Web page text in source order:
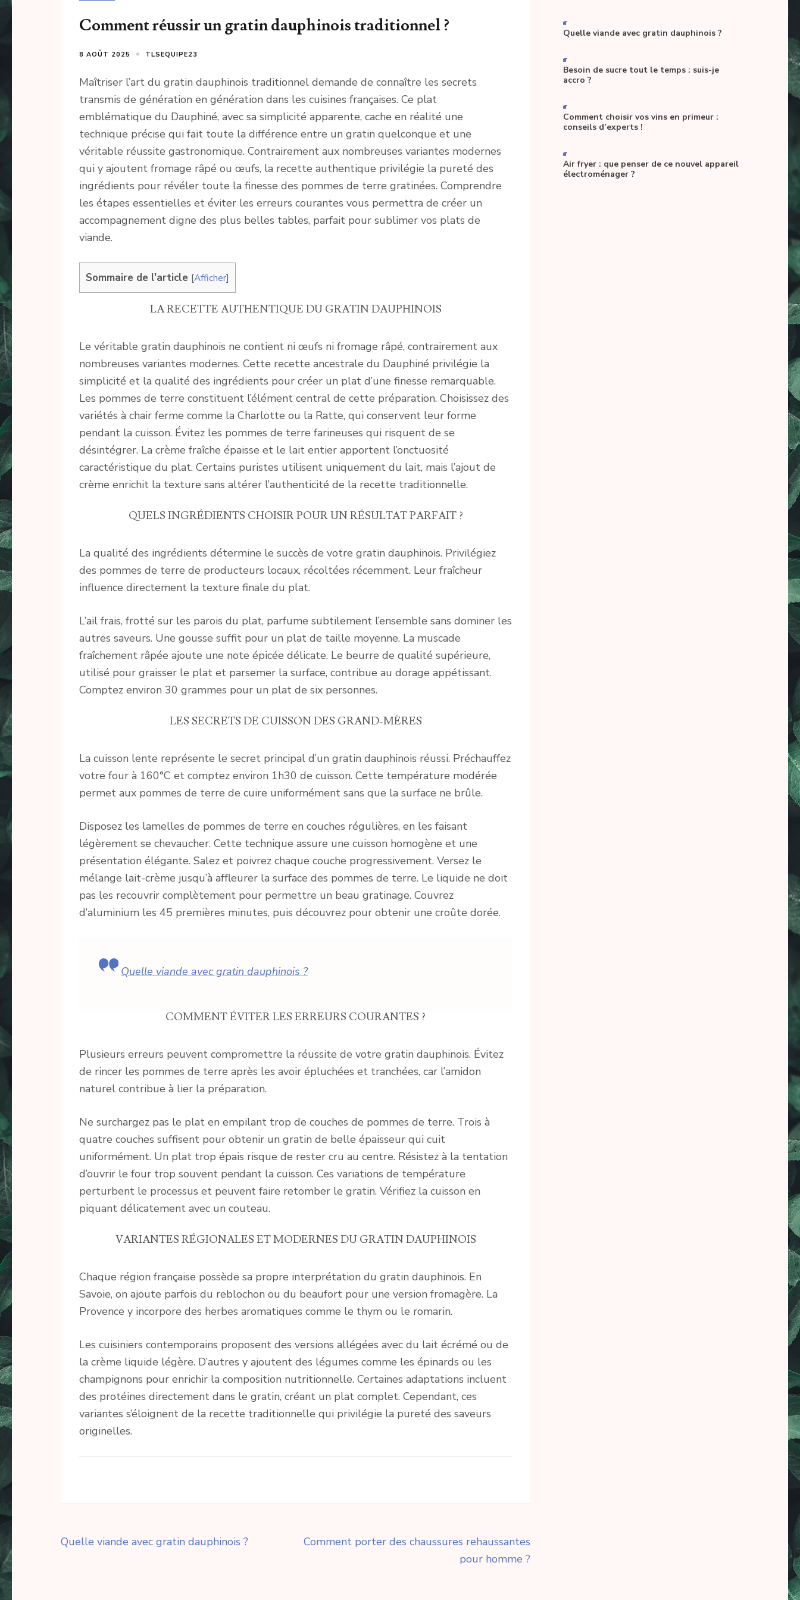
Comment réussir un gratin dauphinois traditionnel ?
8 AOÛT 2025 TLSEQUIPE23
Maîtriser l’art du gratin dauphinois traditionnel demande de connaître les secrets
transmis de génération en génération dans les cuisines françaises. Ce plat
emblématique du Dauphiné, avec sa simplicité apparente, cache en réalité une
technique précise qui fait toute la différence entre un gratin quelconque et une
véritable réussite gastronomique. Contrairement aux nombreuses variantes modernes
qui y ajoutent fromage râpé ou œufs, la recette authentique privilégie la pureté des
ingrédients pour révéler toute la finesse des pommes de terre gratinées. Comprendre
les étapes essentielles et éviter les erreurs courantes vous permettra de créer un
accompagnement digne des plus belles tables, parfait pour sublimer vos plats de
viande.
Sommaire de l'article [Afficher]
LA RECETTE AUTHENTIQUE DU GRATIN DAUPHINOIS
Le véritable gratin dauphinois ne contient ni œufs ni fromage râpé, contrairement aux
nombreuses variantes modernes. Cette recette ancestrale du Dauphiné privilégie la
simplicité et la qualité des ingrédients pour créer un plat d’une finesse remarquable.
Les pommes de terre constituent l’élément central de cette préparation. Choisissez des
variétés à chair ferme comme la Charlotte ou la Ratte, qui conservent leur forme
pendant la cuisson. Évitez les pommes de terre farineuses qui risquent de se
désintégrer. La crème fraîche épaisse et le lait entier apportent l’onctuosité
caractéristique du plat. Certains puristes utilisent uniquement du lait, mais l’ajout de
crème enrichit la texture sans altérer l’authenticité de la recette traditionnelle.
QUELS INGRÉDIENTS CHOISIR POUR UN RÉSULTAT PARFAIT ?
La qualité des ingrédients détermine le succès de votre gratin dauphinois. Privilégiez
des pommes de terre de producteurs locaux, récoltées récemment. Leur fraîcheur
influence directement la texture finale du plat.
L’ail frais, frotté sur les parois du plat, parfume subtilement l’ensemble sans dominer les
autres saveurs. Une gousse suffit pour un plat de taille moyenne. La muscade
fraîchement râpée ajoute une note épicée délicate. Le beurre de qualité supérieure,
utilisé pour graisser le plat et parsemer la surface, contribue au dorage appétissant.
Comptez environ 30 grammes pour un plat de six personnes.
LES SECRETS DE CUISSON DES GRAND-MÈRES
La cuisson lente représente le secret principal d’un gratin dauphinois réussi. Préchauffez
votre four à 160°C et comptez environ 1h30 de cuisson. Cette température modérée
permet aux pommes de terre de cuire uniformément sans que la surface ne brûle.
Disposez les lamelles de pommes de terre en couches régulières, en les faisant
légèrement se chevaucher. Cette technique assure une cuisson homogène et une
présentation élégante. Salez et poivrez chaque couche progressivement. Versez le
mélange lait-crème jusqu’à affleurer la surface des pommes de terre. Le liquide ne doit
pas les recouvrir complètement pour permettre un beau gratinage. Couvrez
d’aluminium les 45 premières minutes, puis découvrez pour obtenir une croûte dorée.
Quelle viande avec gratin dauphinois ?
COMMENT ÉVITER LES ERREURS COURANTES ?
Plusieurs erreurs peuvent compromettre la réussite de votre gratin dauphinois. Évitez
de rincer les pommes de terre après les avoir épluchées et tranchées, car l’amidon
naturel contribue à lier la préparation.
Ne surchargez pas le plat en empilant trop de couches de pommes de terre. Trois à
quatre couches suffisent pour obtenir un gratin de belle épaisseur qui cuit
uniformément. Un plat trop épais risque de rester cru au centre. Résistez à la tentation
d’ouvrir le four trop souvent pendant la cuisson. Ces variations de température
perturbent le processus et peuvent faire retomber le gratin. Vérifiez la cuisson en
piquant délicatement avec un couteau.
VARIANTES RÉGIONALES ET MODERNES DU GRATIN DAUPHINOIS
Chaque région française possède sa propre interprétation du gratin dauphinois. En
Savoie, on ajoute parfois du reblochon ou du beaufort pour une version fromagère. La
Provence y incorpore des herbes aromatiques comme le thym ou le romarin.
Les cuisiniers contemporains proposent des versions allégées avec du lait écrémé ou de
la crème liquide légère. D’autres y ajoutent des légumes comme les épinards ou les
champignons pour enrichir la composition nutritionnelle. Certaines adaptations incluent
des protéines directement dans le gratin, créant un plat complet. Cependant, ces
variantes s’éloignent de la recette traditionnelle qui privilégie la pureté des saveurs
originelles.
Navigation
Quelle viande avec gratin dauphinois ?
Comment porter des chaussures rehaussantes
pour homme ?
-
Quelle viande avec gratin dauphinois ?
-
Besoin de sucre tout le temps : suis-je
accro ?
-
Comment choisir vos vins en primeur :
conseils d’experts !
-
Air fryer : que penser de ce nouvel appareil
électroménager ?